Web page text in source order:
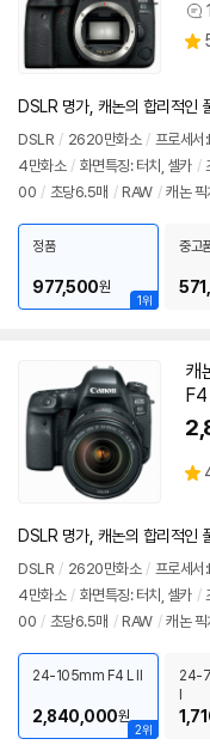
상
품
1
별
DSLR 명가, 캐논의 합리적인
DSLR / 2620만화소 / 프로세
4만화소 / 화면특징: 터치, 셀카 /
00 / 초당6.5매 / RAW / 캐논
mAh)
듀얼픽셀 CMOS AF / 동
1위
정품
977,500원
중고
캐
F4
별
영
DSLR 명가, 캐논의 합리적인
DSLR / 2620만화소 / 프로세
4만화소 / 화면특징: 터치, 셀카 /
00 / 초당6.5매 / RAW / 캐논
mAh) / 듀얼픽셀 CMOS AF / 동
2위
24-105mm F4 L II
2,840,000원
24-